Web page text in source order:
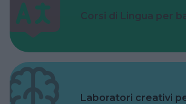
Corsi di Lingua per
Laboratori creativi